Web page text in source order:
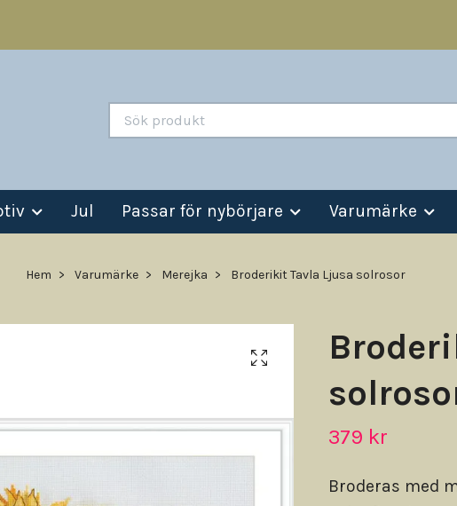
Jul Passar för nybörjare Varumärke
Hem Varumärke Merejka Broderikit Tavla Ljusa solrosor
379 kr
Broderas med